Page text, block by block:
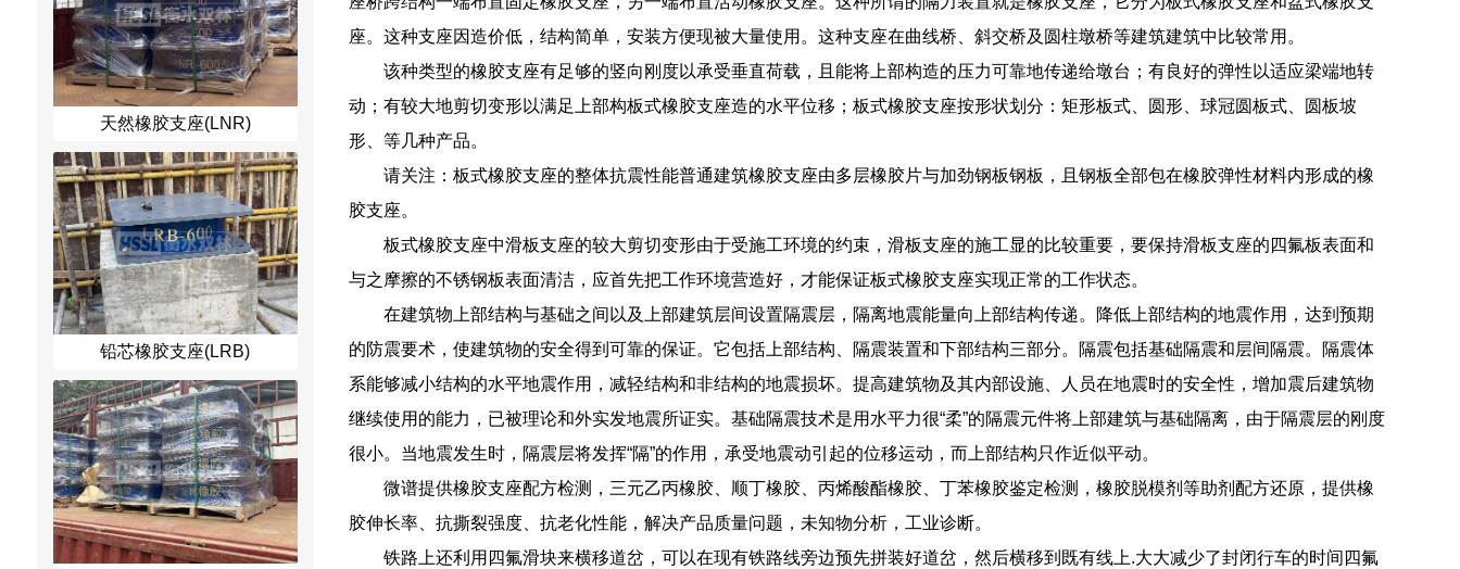
天然橡胶支座(LNR)
铅芯橡胶支座(LRB)
座。这种支座因造价低，结构简单，安装方便现被大量使用。这种支座在曲线桥、斜交桥及圆柱墩桥等建筑建筑中比较常用。
该种类型的橡胶支座有足够的竖向刚度以承受垂直荷载，且能将上部构造的压力可靠地传递给墩台；有良好的弹性以适应梁端地转
动；有较大地剪切变形以满足上部构板式橡胶支座造的水平位移；板式橡胶支座按形状划分：矩形板式、圆形、球冠圆板式、圆板坡
形、等几种产品。
请关注：板式橡胶支座的整体抗震性能普通建筑橡胶支座由多层橡胶片与加劲钢板钢板，且钢板全部包在橡胶弹性材料内形成的橡
胶支座。
板式橡胶支座中滑板支座的较大剪切变形由于受施工环境的约束，滑板支座的施工显的比较重要，要保持滑板支座的四氟板表面和
与之摩擦的不锈钢板表面清洁，应首先把工作环境营造好，才能保证板式橡胶支座实现正常的工作状态。
在建筑物上部结构与基础之间以及上部建筑层间设置隔震层，隔离地震能量向上部结构传递。降低上部结构的地震作用，达到预期
的防震要术，使建筑物的安全得到可靠的保证。它包括上部结构、隔震装置和下部结构三部分。隔震包括基础隔震和层间隔震。隔震体
系能够减小结构的水平地震作用，减轻结构和非结构的地震损坏。提高建筑物及其内部设施、人员在地震时的安全性，增加震后建筑物
继续使用的能力，已被理论和外实发地震所证实。基础隔震技术是用水平力很“柔”的隔震元件将上部建筑与基础隔离，由于隔震层的刚度
很小。当地震发生时，隔震层将发挥“隔”的作用，承受地震动引起的位移运动，而上部结构只作近似平动。
微谱提供橡胶支座配方检测，三元乙丙橡胶、顺丁橡胶、丙烯酸酯橡胶、丁苯橡胶鉴定检测，橡胶脱模剂等助剂配方还原，提供橡
胶伸长率、抗撕裂强度、抗老化性能，解决产品质量问题，未知物分析，工业诊断。
铁路上还利用四氟滑块来横移道岔，可以在现有铁路线旁边预先拼装好道岔，然后横移到既有线上.大大减少了封闭行车的时间四氟